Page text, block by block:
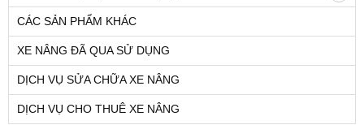
CÁC SẢN PHẨM KHÁC
XE NÂNG ĐÃ QUA SỬ DỤNG
DỊCH VỤ SỬA CHỮA XE NÂNG
DỊCH VỤ CHO THUÊ XE NÂNG